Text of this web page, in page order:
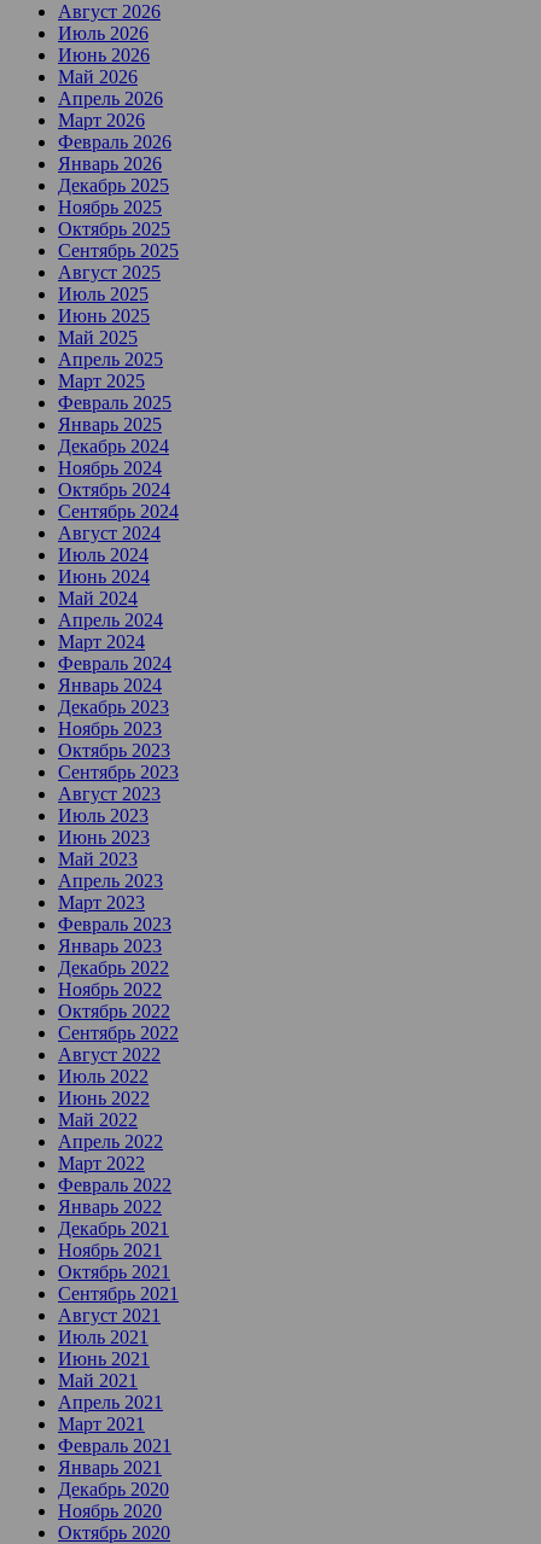
Август 2026
Июль 2026
Июнь 2026
Май 2026
Апрель 2026
Март 2026
Февраль 2026
Январь 2026
Декабрь 2025
Ноябрь 2025
Октябрь 2025
Сентябрь 2025
Август 2025
Июль 2025
Июнь 2025
Май 2025
Апрель 2025
Март 2025
Февраль 2025
Январь 2025
Декабрь 2024
Ноябрь 2024
Октябрь 2024
Сентябрь 2024
Август 2024
Июль 2024
Июнь 2024
Май 2024
Апрель 2024
Март 2024
Февраль 2024
Январь 2024
Декабрь 2023
Ноябрь 2023
Октябрь 2023
Сентябрь 2023
Август 2023
Июль 2023
Июнь 2023
Май 2023
Апрель 2023
Март 2023
Февраль 2023
Январь 2023
Декабрь 2022
Ноябрь 2022
Октябрь 2022
Сентябрь 2022
Август 2022
Июль 2022
Июнь 2022
Май 2022
Апрель 2022
Март 2022
Февраль 2022
Январь 2022
Декабрь 2021
Ноябрь 2021
Октябрь 2021
Сентябрь 2021
Август 2021
Июль 2021
Июнь 2021
Май 2021
Апрель 2021
Март 2021
Февраль 2021
Январь 2021
Декабрь 2020
Ноябрь 2020
Октябрь 2020